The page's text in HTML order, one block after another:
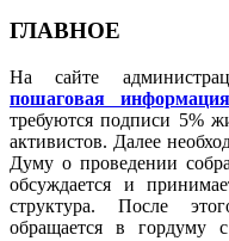
ГЛАВНОЕ
На сайте
пошаговая информация
требуются подписи 5%
активистов. Далее
Думу о проведении
обсуждается и
структура. После
обращается в гордуму